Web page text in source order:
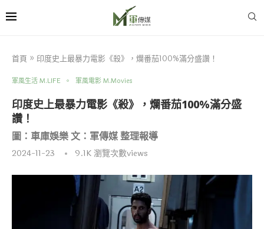
首頁 » 印度史上最暴力電影《殺》，爛番茄100%滿分盛讚！
軍風生活 M.LIFE 軍風電影 M.Movies
印度史上最暴力電影《殺》，爛番茄100%滿分盛
讚！
圖：車庫娛樂 文：軍傳媒 整理報導
2024-11-23 9.1K瀏覽次數views